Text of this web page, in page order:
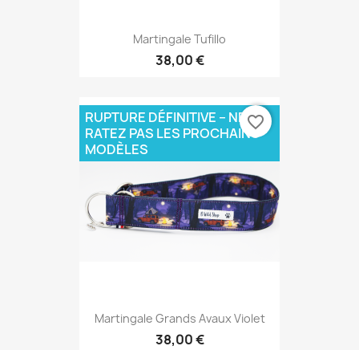
Martingale Tufillo
38,00 €
Martingale Grands Avaux Violet
38,00 €
RUPTURE DÉFINITIVE – NE
RATEZ PAS LES PROCHAINS
MODÈLES
favorite_border